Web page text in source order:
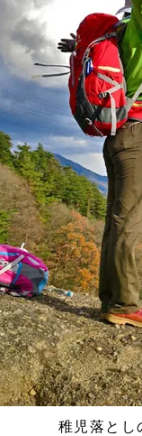
稚児落とし